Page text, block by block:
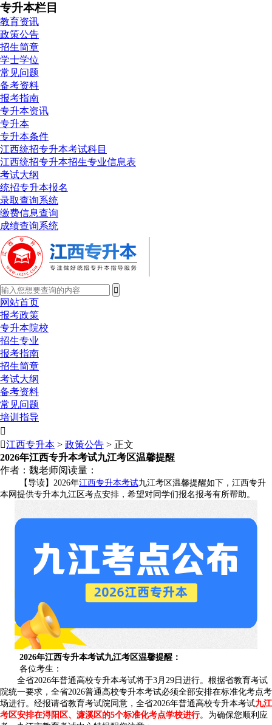
专升本栏目
教育资讯
政策公告
招生简章
学士学位
常见问题
备考资料
报考指南
专升本资讯
专升本
专升本条件
江西统招专升本考试科目
江西统招专升本招生专业信息表
考试大纲
统招专升本报名
录取查询系统
缴费信息查询
成绩查询系统
网站首页
报考政策
专升本院校
招生专业
报考指南
招生简章
考试大纲
备考资料
常见问题
培训指导

江西专升本 > 政策公告 > 正文
2026年江西专升本考试九江考区温馨提醒
作者：魏老师阅读量：
【导读】2026年江西专升本考试九江考区温馨提醒如下，江西专升
本网提供专升本九江区考点安排，希望对同学们报名报考有所帮助。
2026年江西专升本考试九江考区温馨提醒：
各位考生：
全省2026年普通高校专升本考试将于3月29日进行。根据省教育考试
院统一要求，全省2026普通高校专升本考试必须全部安排在标准化考点考
场进行。经报请省教育考试院同意，全省2026年普通高校专升本考试九江
考区安排在浔阳区、濂溪区的5个标准化考点学校进行。为确保您顺利应